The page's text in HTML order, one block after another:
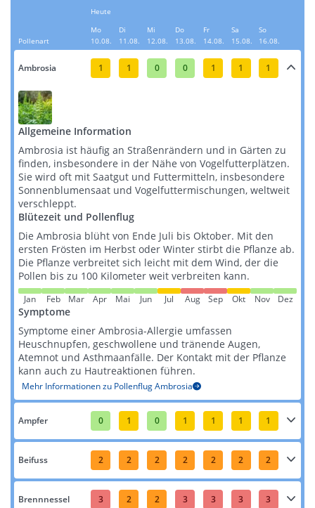
Pollenart
Heute
Mo
10.08.
Di
11.08.
Mi
12.08.
Do
13.08.
Fr
14.08.
Sa
15.08.
So
16.08.
Ambrosia 1 1 0 0 1 1 1
Allgemeine Information
Ambrosia ist häufig an Straßenrändern und in Gärten zu
finden, insbesondere in der Nähe von Vogelfutterplätzen.
Sie wird oft mit Saatgut und Futtermitteln, insbesondere
Sonnenblumensaat und Vogelfuttermischungen, weltweit
verschleppt​​​​.
Blütezeit und Pollenflug
Die Ambrosia blüht von Ende Juli bis Oktober. Mit den
ersten Frösten im Herbst oder Winter stirbt die Pflanze ab.
Die Pflanze verbreitet sich leicht mit dem Wind, der die
Pollen bis zu 100 Kilometer weit verbreiten kann​​.
Jan Feb Mar Apr Mai Jun Jul Aug Sep Okt Nov Dez
Symptome
Symptome einer Ambrosia-Allergie umfassen
Heuschnupfen, geschwollene und tränende Augen,
Atemnot und Asthmaanfälle. Der Kontakt mit der Pflanze
kann auch zu Hautreaktionen führen​​.
Mehr Informationen zu Pollenflug Ambrosia
Ampfer 0 1 0 1 1 1 1
Beifuss 2 2 2 2 2 2 2
Brennnessel 3 2 2 3 3 3 3